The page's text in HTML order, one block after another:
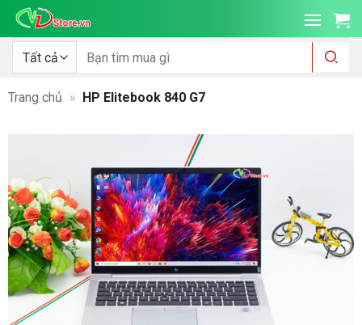
qua
dung
Tìm
kiếm:
Trang chủ » HP Elitebook 840 G7